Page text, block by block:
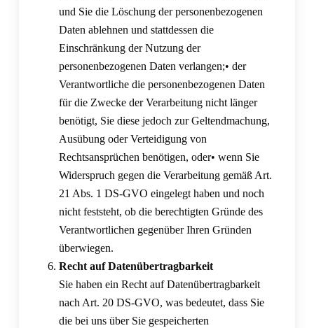
und Sie die Löschung der personenbezogenen
Daten ablehnen und stattdessen die
Einschränkung der Nutzung der
personenbezogenen Daten verlangen;• der
Verantwortliche die personenbezogenen Daten
für die Zwecke der Verarbeitung nicht länger
benötigt, Sie diese jedoch zur Geltendmachung,
Ausübung oder Verteidigung von
Rechtsansprüchen benötigen, oder• wenn Sie
Widerspruch gegen die Verarbeitung gemäß Art.
21 Abs. 1 DS-GVO eingelegt haben und noch
nicht feststeht, ob die berechtigten Gründe des
Verantwortlichen gegenüber Ihren Gründen
überwiegen.
Recht auf Datenübertragbarkeit
Sie haben ein Recht auf Datenübertragbarkeit
nach Art. 20 DS-GVO, was bedeutet, dass Sie
die bei uns über Sie gespeicherten